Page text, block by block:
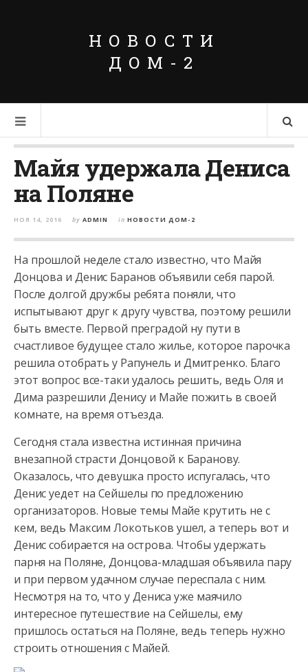
НОВОСТИ
ДОМ-2
Майя удержала Дениса
на Поляне
НОЯ 14, 2016 by ADMIN in НОВОСТИ ДОМ-2
На прошлой неделе стало известно, что Майя
Донцова и Денис Баранов объявили себя парой.
После долгой дружбы ребята поняли, что
испытывают друг к другу чувства, поэтому решили
быть вместе. Первой преградой ну пути в
счастливое будущее стало жилье, которое парочка
решила отобрать у Рапунель и Дмитренко. Благо
этот вопрос все-таки удалось решить, ведь Оля и
Дима разрешили Денису и Майе пожить в своей
комнате, на время отъезда.
Сегодня стала известна истинная причина
внезапной страсти Донцовой к Баранову.
Оказалось, что девушка просто испугалась, что
Денис уедет на Сейшелы по предложению
организаторов. Новые темы Майе крутить не с
кем, ведь Максим Локотьков ушел, а теперь вот и
Денис собирается на острова. Чтобы удержать
парня на Поляне, Донцова-младшая объявила пару
и при первом удачном случае переспала с ним.
Несмотря на то, что у Дениса уже маячило
интересное путешествие на Сейшелы, ему
пришлось остаться на Поляне, ведь теперь нужно
строить отношения с Майей.